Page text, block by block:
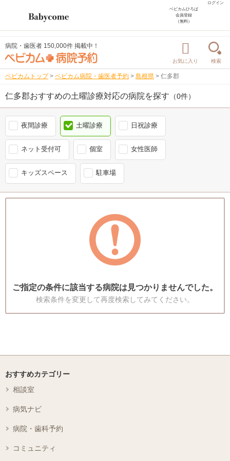
ログイン
ベビカムひろば
会員登録
（無料）
病院・歯医者 150,000件 掲載中！
お気に入り 検索
ベビカムトップ > ベビカム病院・歯医者予約 > 島根県 > 仁多郡
仁多郡おすすめの土曜診療対応の病院を探す （0件）
夜間診療 土曜診療 日祝診療
ネット受付可 個室 女性医師
キッズスペース 駐車場
ご指定の条件に該当する病院は見つかりませんでした。
検索条件を変更して再度検索してみてください。
おすすめカテゴリー
相談室
病気ナビ
病院・歯科予約
コミュニティ